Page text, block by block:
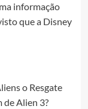
informação
que a Disney
o Resgate
de Alien 3?